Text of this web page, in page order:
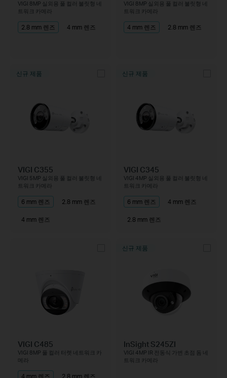
VIGI 8MP 실외용 풀 컬러 불릿형 네
트워크 카메라
2.8 mm 렌즈 4 mm 렌즈
VIGI 8MP 실외용 풀 컬러 불릿형 네
트워크 카메라
4 mm 렌즈 2.8 mm 렌즈
신규 제품
VIGI C355
VIGI 5MP 실외용 풀 컬러 불릿형 네
트워크 카메라
6 mm 렌즈 2.8 mm 렌즈
4 mm 렌즈
신규 제품
VIGI C345
VIGI 4MP 실외용 풀 컬러 불릿형 네
트워크 카메라
6 mm 렌즈 4 mm 렌즈
2.8 mm 렌즈
VIGI C485
VIGI 8MP 풀 컬러 터렛 네트워크 카
메라
4 mm 렌즈 2.8 mm 렌즈
신규 제품
InSight S245ZI
VIGI 4MP IR 전동식 가변 초점 돔 네
트워크 카메라